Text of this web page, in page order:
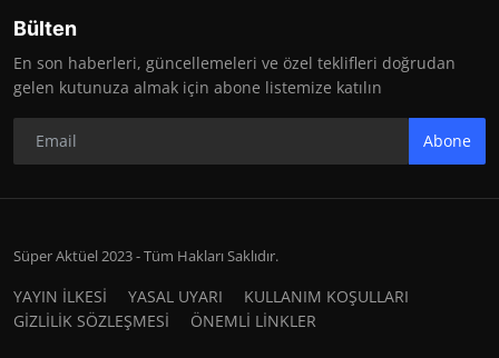
Bülten
En son haberleri, güncellemeleri ve özel teklifleri doğrudan
gelen kutunuza almak için abone listemize katılın
Abone
Süper Aktüel 2023 - Tüm Hakları Saklıdır.
YAYIN İLKESİ YASAL UYARI
KULLANIM KOŞULLARI
GİZLİLİK SÖZLEŞMESİ
ÖNEMLİ LİNKLER